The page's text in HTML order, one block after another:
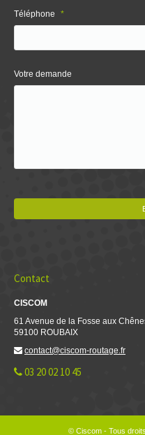
Téléphone *
Votre demande
Contact
CISCOM
61 Avenue de la Fosse aux
59100 ROUBAIX
contact@ciscom-routage.fr
03 20 02 10 45
© Ciscom - Tous